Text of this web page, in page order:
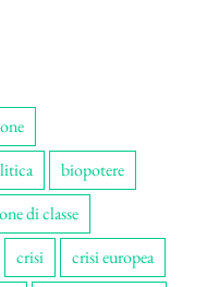
biopotere
di classe
crisi
crisi europea